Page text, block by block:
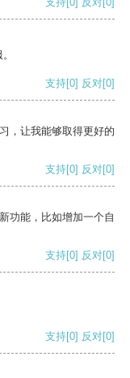
支持[0] 反对[0]
，让我能够取得更好的
支持[0] 反对[0]
功能，比如增加一个自
支持[0] 反对[0]
支持[0] 反对[0]